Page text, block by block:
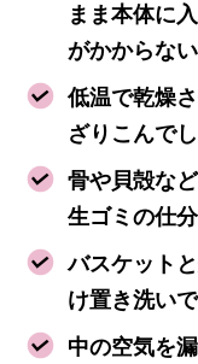
まま本体に
がかからない
低温で乾燥
ざりこんで
骨や貝殻な
生ゴミの仕
バスケット
け置き洗い
中の空気を